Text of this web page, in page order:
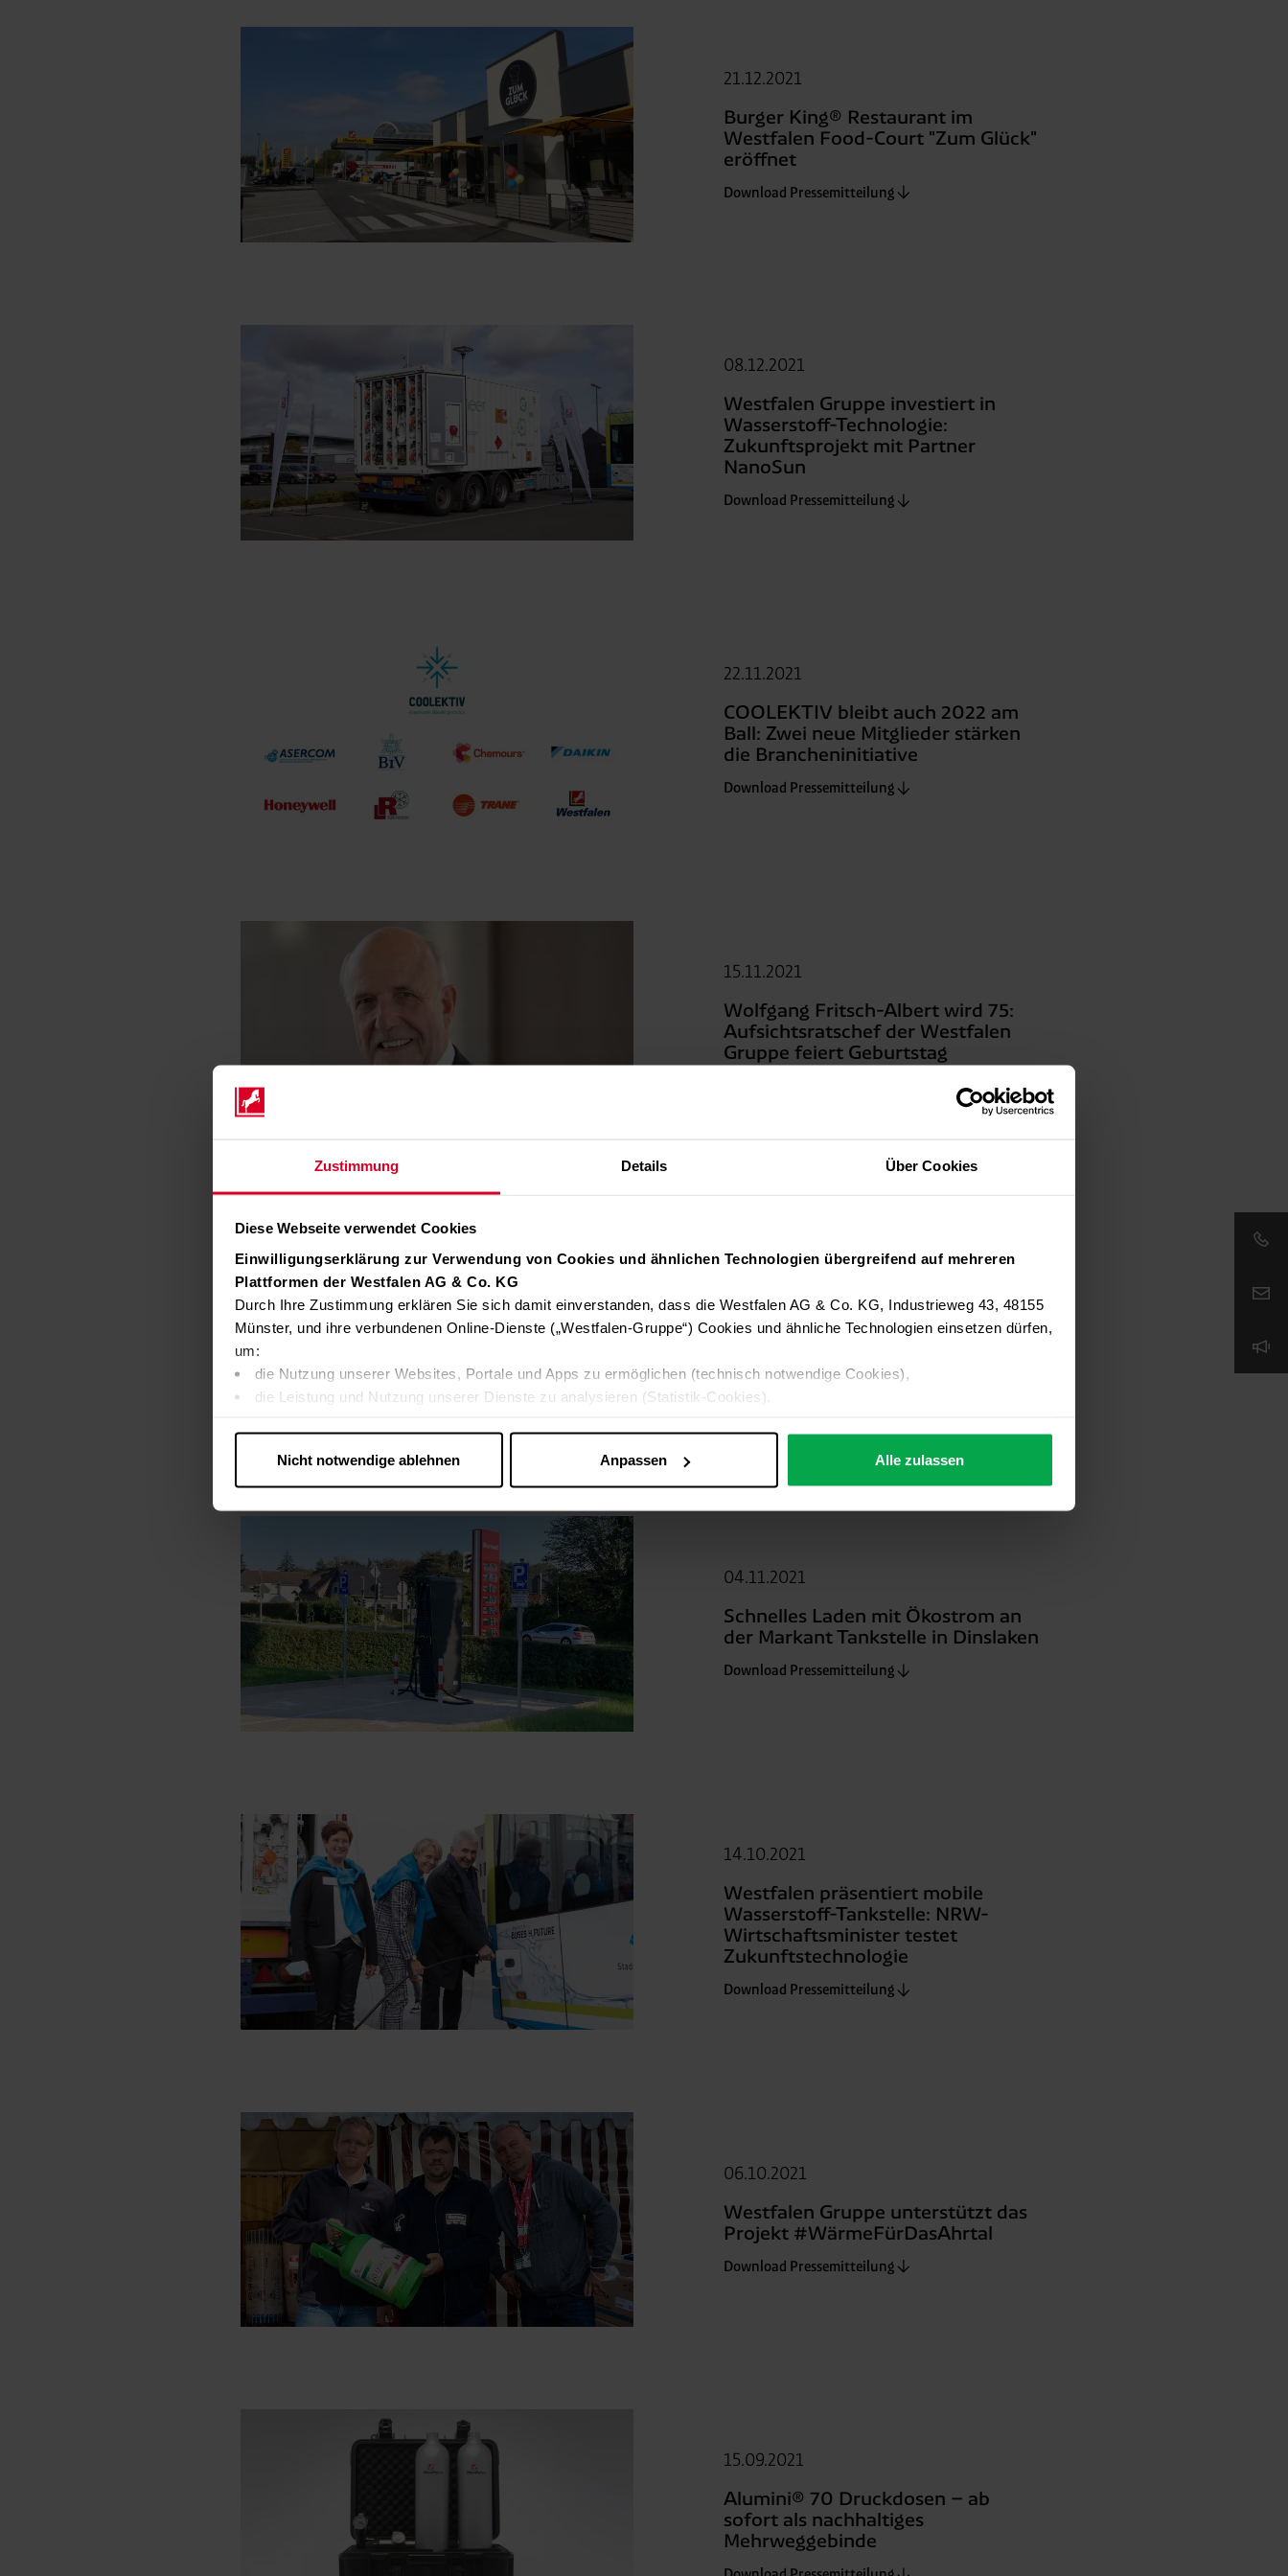
Zustimmung Details Über Cookies
Diese Webseite verwendet Cookies
Einwilligungserklärung zur Verwendung von Cookies und ähnlichen Technologien übergreifend auf mehreren
Plattformen der Westfalen AG & Co. KG
Durch Ihre Zustimmung erklären Sie sich damit einverstanden, dass die Westfalen AG & Co. KG, Industrieweg 43, 48155
Münster, und ihre verbundenen Online-Dienste („Westfalen-Gruppe“) Cookies und ähnliche Technologien einsetzen dürfen,
um:
die Nutzung unserer Websites, Portale und Apps zu ermöglichen (technisch notwendige Cookies),
die Leistung und Nutzung unserer Dienste zu analysieren (Statistik-Cookies),
Diese Einwilligung gilt für alle Online-Dienste der Westfalen-Gruppe, die ein gemeinsames Consent-Management-System
nutzen. Ihre Entscheidung wird domainübergreifend erkannt und respektiert, damit Sie nicht auf jeder Plattform erneut
Betroffene Online-Dienste:westfalen.com, hub.westfalen.com
Rechtsgrundlage:
Art. 6 Abs. 1 lit. a DSGVO i. V. m. § 25 Abs. 1 TDDDG (für optionale Cookies),
§ 25 Abs. 1 TDDDG (für technisch notwendige Cookies).
Empfänger und Datenübermittlung:
Ihre Daten können an unsere Auftragsverarbeiter (z. B. für Webanalyse, Hosting,
Consent-Management) sowie an Partner in Drittländern übermittelt werden. Wenn eine Übermittlung in ein Land ohne
400 Tage, sofern nicht gesetzlich anders vorgeschrieben oder technisch erforderlich.
Verantwortlicher:
Westfalen AG & Co. KG, Industrieweg 43, 48155 Münster E-Mail: datenschutz@westfalen.com
Nicht notwendige ablehnen Anpassen Alle zulassen
21.12.2021
Burger King® Restaurant im
Westfalen Food-Court "Zum Glück"
eröffnet
Download Pressemitteilung
08.12.2021
Westfalen Gruppe investiert in
Wasserstoff-Technologie:
Zukunftsprojekt mit Partner
NanoSun
Download Pressemitteilung
22.11.2021
COOLEKTIV bleibt auch 2022 am
Ball: Zwei neue Mitglieder stärken
die Brancheninitiative
Download Pressemitteilung
15.11.2021
Wolfgang Fritsch-Albert wird 75:
Aufsichtsratschef der Westfalen
Gruppe feiert Geburtstag
Schnelles Laden mit Ökostrom an
der Westfalen Tankstelle in Ochtrup
Download Pressemitteilung
04.11.2021
Schnelles Laden mit Ökostrom an
der Markant Tankstelle in Dinslaken
Download Pressemitteilung
14.10.2021
Westfalen präsentiert mobile
Wasserstoff-Tankstelle: NRW-
Wirtschaftsminister testet
Zukunftstechnologie
Download Pressemitteilung
06.10.2021
Westfalen Gruppe unterstützt das
Projekt #WärmeFürDasAhrtal
Download Pressemitteilung
15.09.2021
Alumini® 70 Druckdosen – ab
sofort als nachhaltiges
Mehrweggebinde